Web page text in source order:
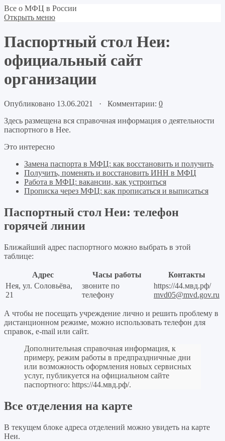
Все о МФЦ в России
Открыть меню
Паспортный стол Неи:
официальный сайт
организации
Опубликовано 13.06.2021 · Комментарии: 0
Здесь размещена вся справочная информация о деятельности
паспортного в Нее.
Это интересно
Замена паспорта в МФЦ: как восстановить и получить
Получить, поменять и восстановить ИНН в МФЦ
Работа в МФЦ: вакансии, как устроиться
Прописка через МФЦ: как прописаться и выписаться
Паспортный стол Неи: телефон
горячей линии
Ближайший адрес паспортного можно выбрать в этой
таблице:
Адрес Часы работы
Контакты
Нея, ул. Соловьёва,
21
звоните по
телефону
https://44.мвд.рф/
mvd05@mvd.gov.ru
А чтобы не посещать учреждение лично и решить проблему в
дистанционном режиме, можно использовать телефон для
справок, e-mail или сайт.
Дополнительная справочная информация, к
примеру, режим работы в предпраздничные дни
или возможность оформления новых сервисных
услуг, публикуется на официальном сайте
паспортного: https://44.мвд.рф/.
Все отделения на карте
В текущем блоке адреса отделений можно увидеть на карте
Неи.